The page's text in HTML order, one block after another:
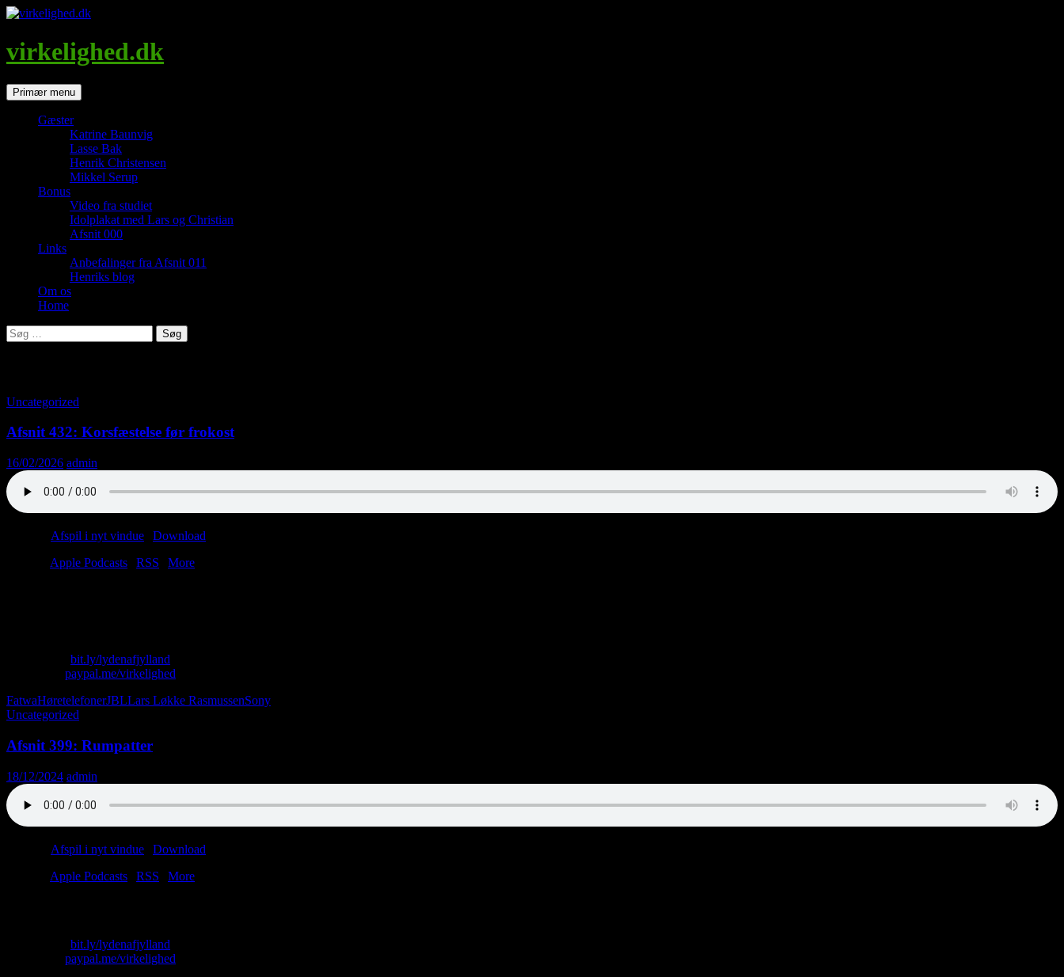
Hop
indhold
virkelighed.dk
SøgPrimær menu
Gæster
Katrine Baunvig
Lasse Bak
Henrik Christensen
Mikkel Serup
Bonus
Video fra studiet
Idolplakat med Lars og Christian
Afsnit 000
Links
Anbefalinger fra Afsnit 011
Henriks blog
Om os
Home
Søg
efter:
Uncategorized
Afsnit 432: Korsfæstelse før frokost
16/02/2026 admin
Afspil i nyt vindue Download
Apple Podcasts RSS
More
bit.ly/lydenafjylland
paypal.me/virkelighed
FatwaHøretelefonerJBLLars Løkke RasmussenSony
Uncategorized
Afsnit 399: Rumpatter
18/12/2024 admin
Afspil i nyt vindue Download
Apple Podcasts RSS
More
bit.ly/lydenafjylland
paypal.me/virkelighed